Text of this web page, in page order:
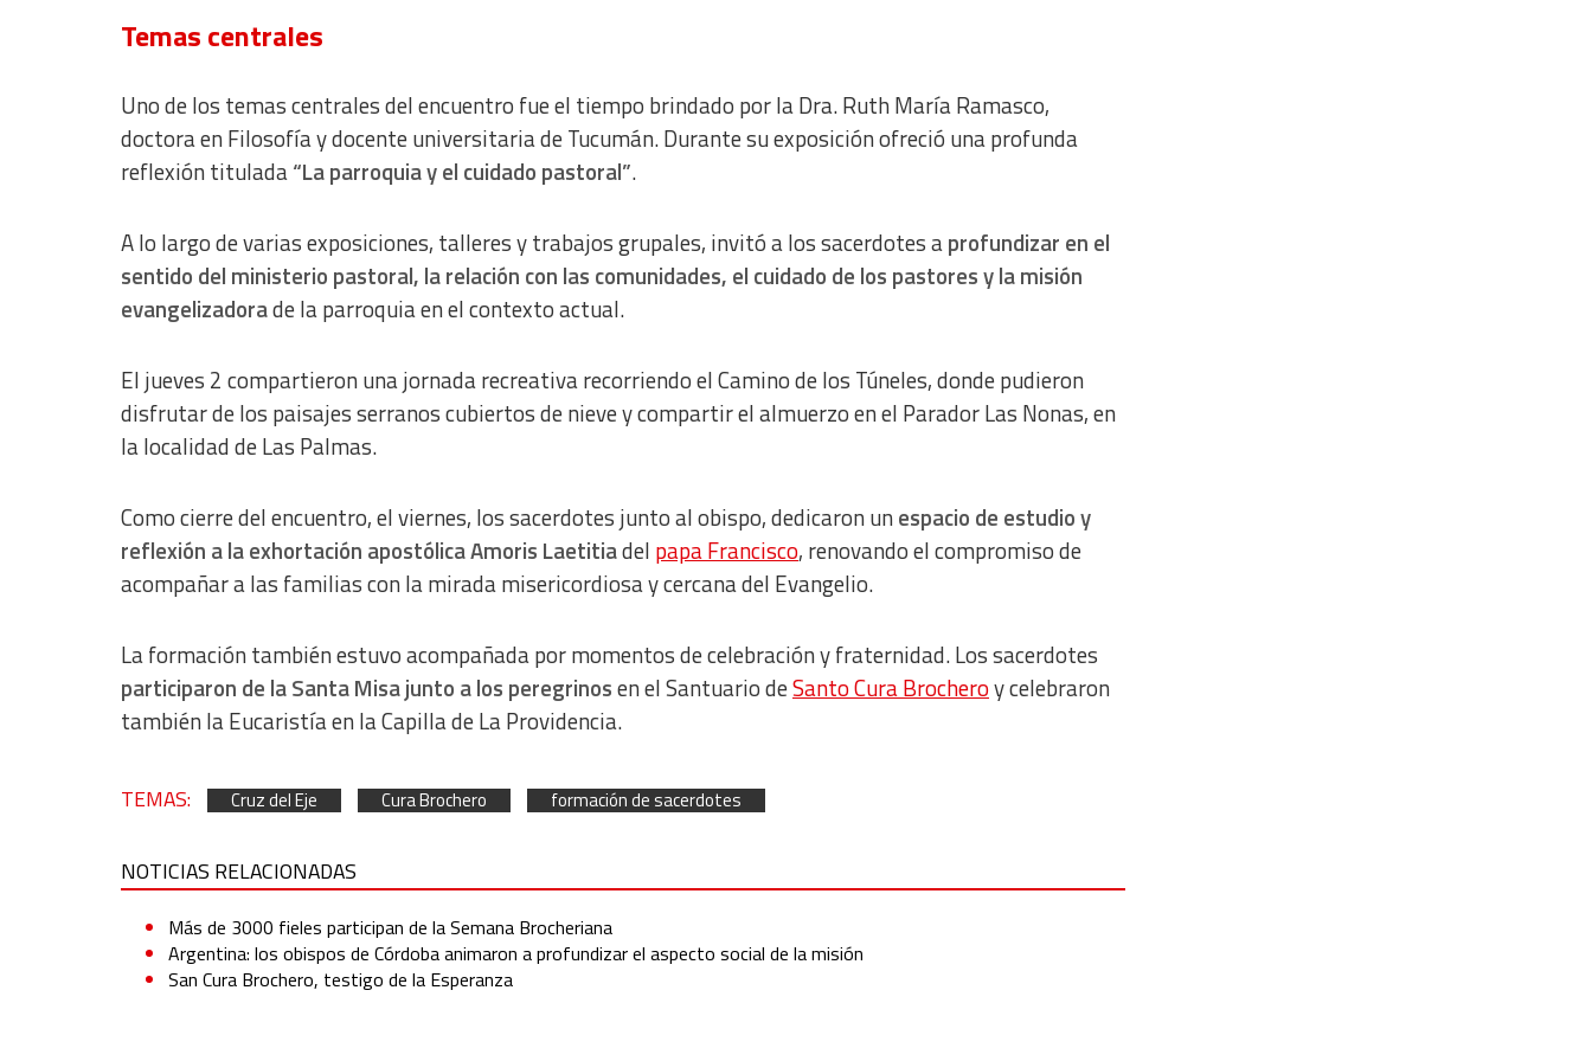
Temas centrales
Uno de los temas centrales del encuentro fue el tiempo brindado por la Dra. Ruth María Ramasco,
doctora en Filosofía y docente universitaria de Tucumán. Durante su exposición ofreció una profunda
reflexión titulada“La parroquia y el cuidado pastoral”.
A lo largo de varias exposiciones, talleres y trabajos grupales, invitó a los sacerdotes aprofundizar en el
sentido del ministerio pastoral, la relación con las comunidades, el cuidado de los pastores y la misión
evangelizadorade la parroquia en el contexto actual.
El jueves 2 compartieron una jornada recreativa recorriendo el Camino de los Túneles, donde pudieron
disfrutar de los paisajes serranos cubiertos de nieve y compartir el almuerzo en el Parador Las Nonas, en
la localidad de Las Palmas.
Como cierre del encuentro, el viernes, los sacerdotes junto al obispo, dedicaron unespacio de estudio y
reflexión a la exhortación apostólica Amoris Laetitiadel papa Francisco, renovando el compromiso de
acompañar a las familias con la mirada misericordiosa y cercana del Evangelio.
La formación también estuvo acompañada por momentos de celebración y fraternidad. Los sacerdotes
participaron de la Santa Misa junto a los peregrinosen el Santuario deSanto Cura Brocheroy celebraron
también la Eucaristía en la Capilla de La Providencia.
TEMAS: Cruz del Eje Cura Brochero formación de sacerdotes
NOTICIAS RELACIONADAS
Más de 3000 fieles participan de la Semana Brocheriana
Argentina: los obispos de Córdoba animaron a profundizar el aspecto social de la misión
San Cura Brochero, testigo de la Esperanza
Understand audiences through statistics or combinations of data from different sources
Develop and improve services
Use limited data to select content
IAB Special Features:
Identify devices based on information actively requested
Non-IAB processing purposes: